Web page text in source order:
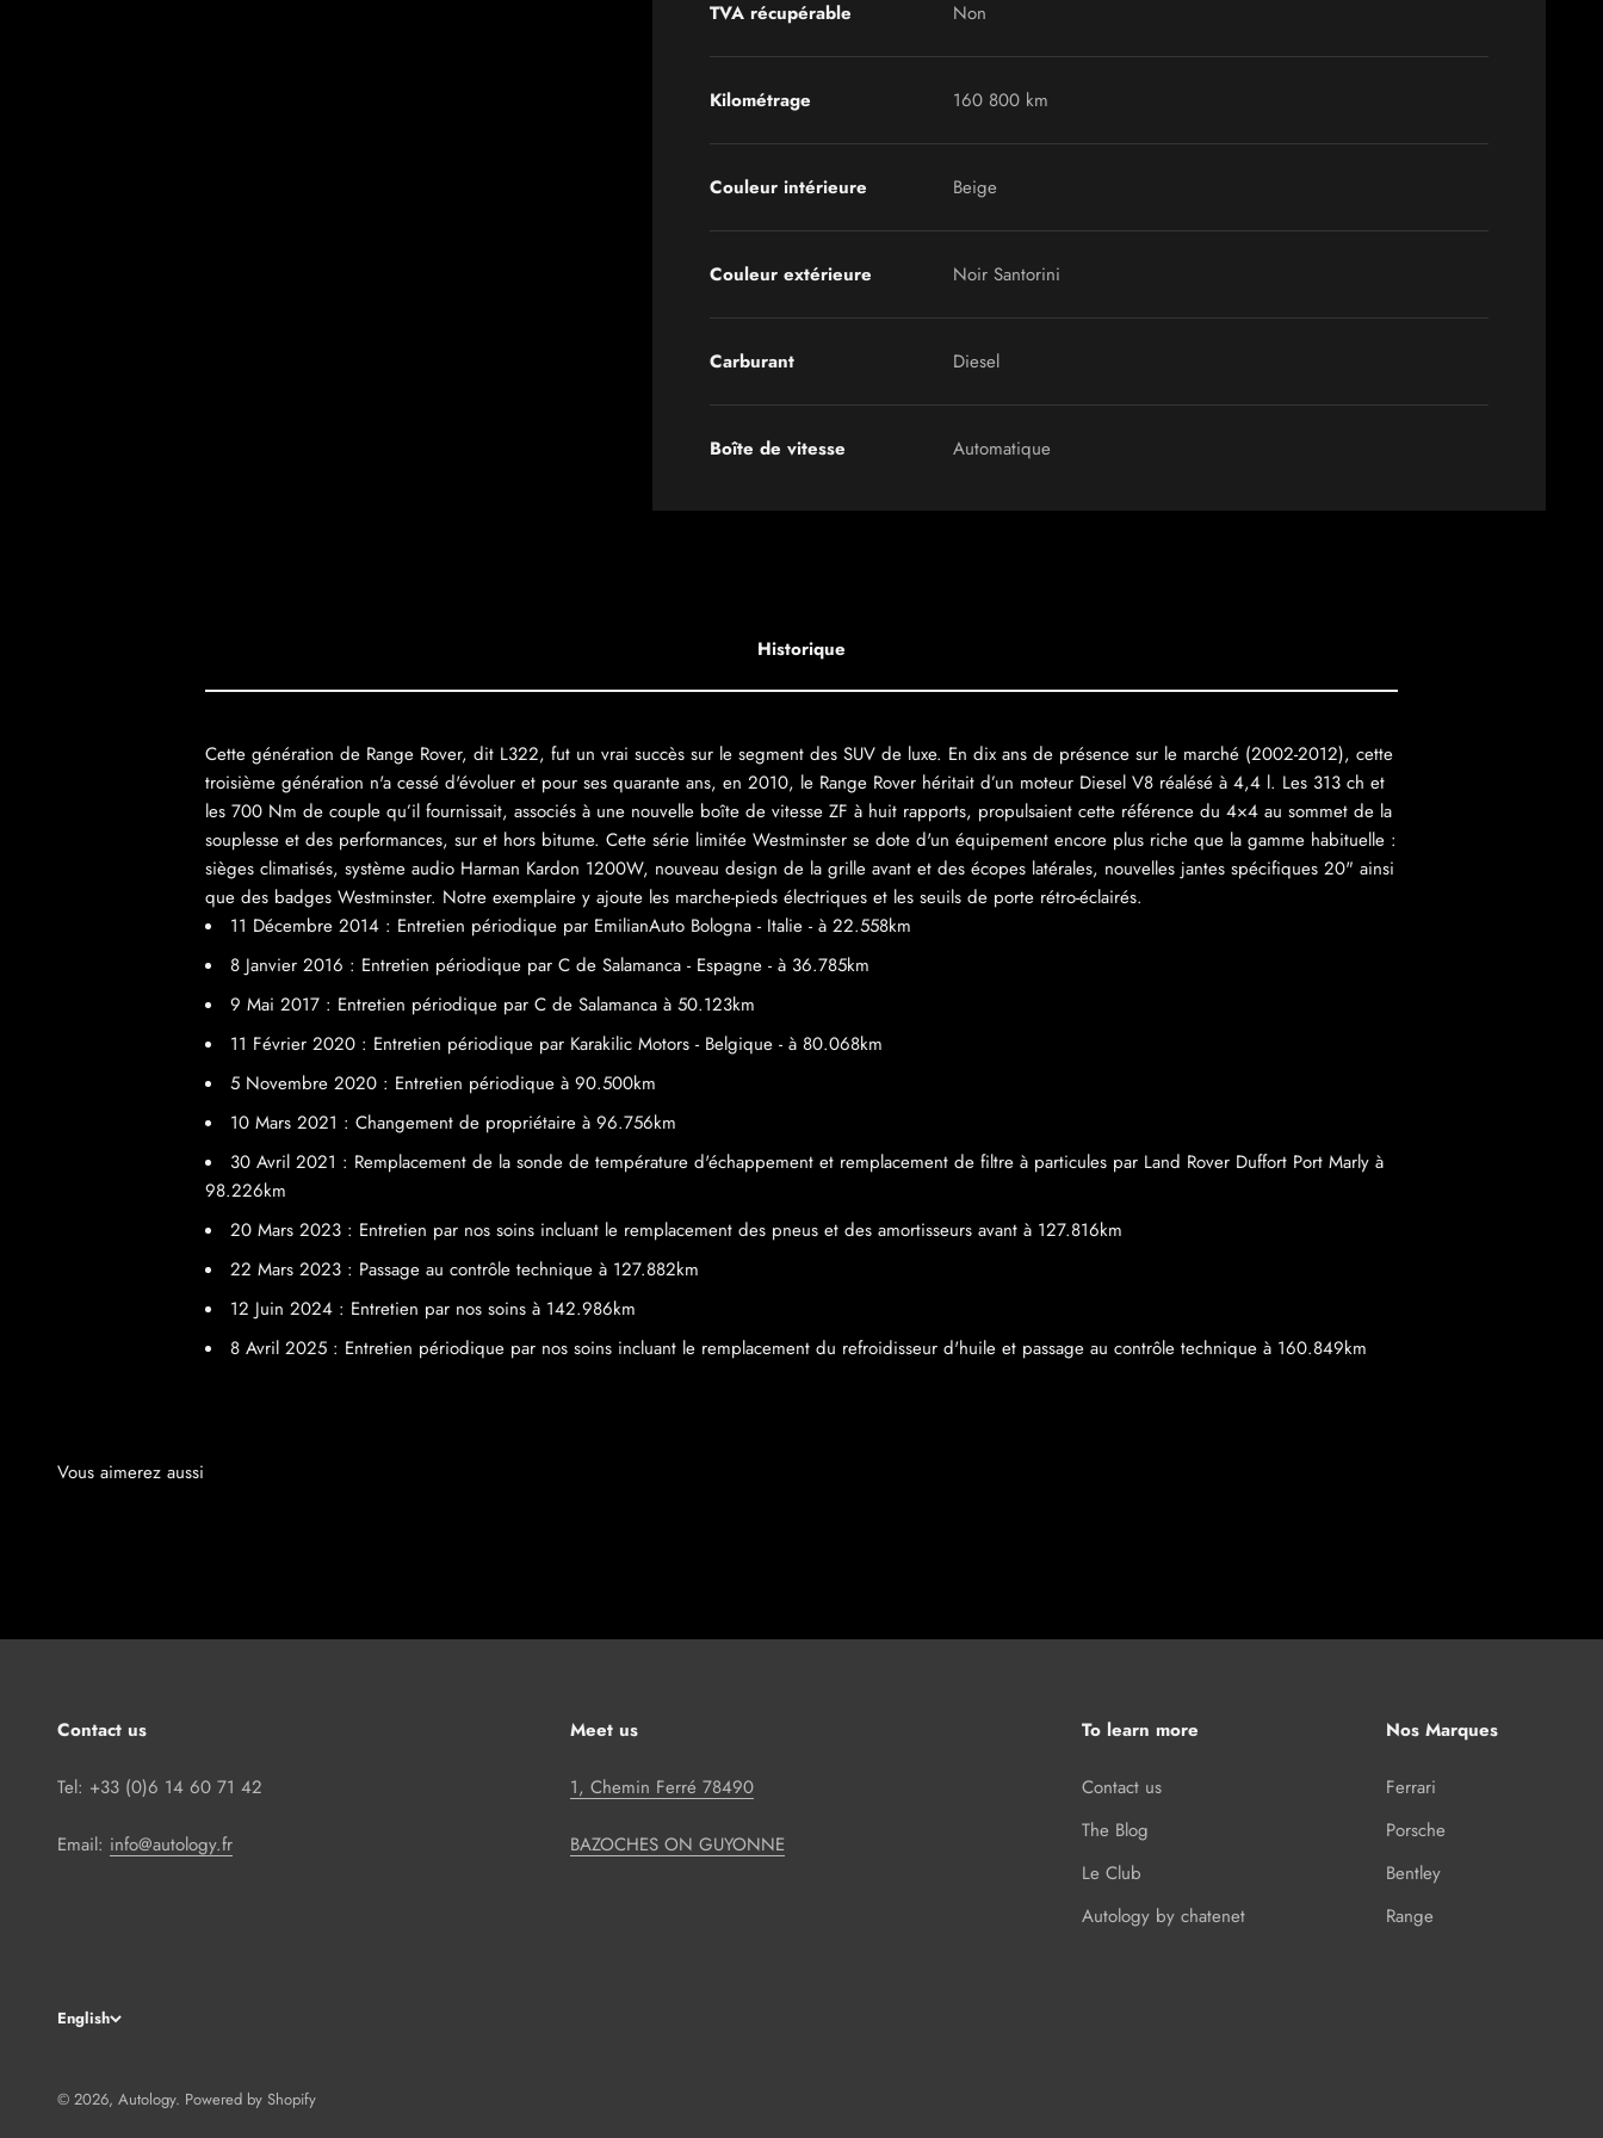
TVA récupérable Non
Kilométrage 160 800 km
Couleur intérieure Beige
Couleur extérieure Noir Santorini
Carburant Diesel
Boîte de vitesse Automatique
Historique
Cette génération de Range Rover, dit L322, fut un vrai succès sur le segment des SUV de luxe. En dix ans de présence sur le marché (2002-2012), cette
troisième génération n'a cessé d'évoluer et pour ses quarante ans, en 2010, le Range Rover héritait d’un moteur Diesel V8 réalésé à 4,4 l. Les 313 ch et
les 700 Nm de couple qu’il fournissait, associés à une nouvelle boîte de vitesse ZF à huit rapports, propulsaient cette référence du 4×4 au sommet de la
souplesse et des performances, sur et hors bitume. Cette série limitée Westminster se dote d'un équipement encore plus riche que la gamme habituelle :
sièges climatisés, système audio Harman Kardon 1200W, nouveau design de la grille avant et des écopes latérales, nouvelles jantes spécifiques 20" ainsi
que des badges Westminster. Notre exemplaire y ajoute les marche-pieds électriques et les seuils de porte rétro-éclairés.
11 Décembre 2014 : Entretien périodique par EmilianAuto Bologna - Italie - à 22.558km
8 Janvier 2016 : Entretien périodique par C de Salamanca - Espagne - à 36.785km
9 Mai 2017 : Entretien périodique par C de Salamanca à 50.123km
11 Février 2020 : Entretien périodique par Karakilic Motors - Belgique - à 80.068km
5 Novembre 2020 : Entretien périodique à 90.500km
10 Mars 2021 : Changement de propriétaire à 96.756km
30 Avril 2021 : Remplacement de la sonde de température d'échappement et remplacement de filtre à particules par Land Rover Duffort Port Marly à
98.226km
20 Mars 2023 : Entretien par nos soins incluant le remplacement des pneus et des amortisseurs avant à 127.816km
22 Mars 2023 : Passage au contrôle technique à 127.882km
12 Juin 2024 : Entretien par nos soins à 142.986km
8 Avril 2025 : Entretien périodique par nos soins incluant le remplacement du refroidisseur d'huile et passage au contrôle technique à 160.849km
Contact us
Tel: +33 (0)6 14 60 71 42
Email: info@autology.fr
Meet us
1, Chemin Ferré 78490
BAZOCHES ON GUYONNE
To learn more
Contact us
The Blog
Le Club
Autology by chatenet
Nos Marques
Ferrari
Porsche
Bentley
Range
English
© 2026, Autology. Powered by Shopify